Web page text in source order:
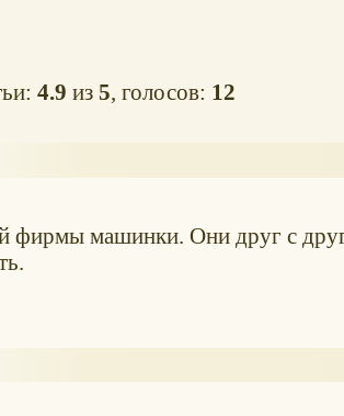
4.9 из5, голосов: 12
фирмы машинки. Они друг с